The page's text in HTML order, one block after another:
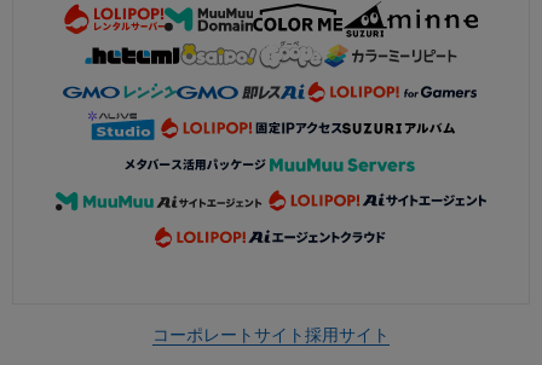
コーポレートサイト採用サイト